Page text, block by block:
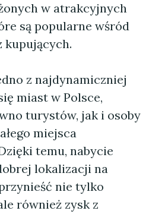
w atrakcyjnych
są popularne wśród
kupujących.
z najdynamiczniej
miast w Polsce,
turystów, jak i osoby
miejsca
temu, nabycie
lokalizacji na
nie tylko
również zysk z